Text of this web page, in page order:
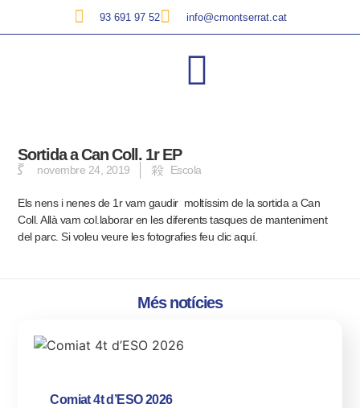
93 691 97 52 info@cmontserrat.cat
Sortida a Can Coll. 1r EP
novembre 24, 2019 Escola
Els nens i nenes de 1r vam gaudir moltíssim de la sortida a Can
Coll. Allà vam col.laborar en les diferents tasques de manteniment
del parc.Si voleu veure les fotografies feu clic aquí.
Més notícies
Comiat 4t d’ESO 2026